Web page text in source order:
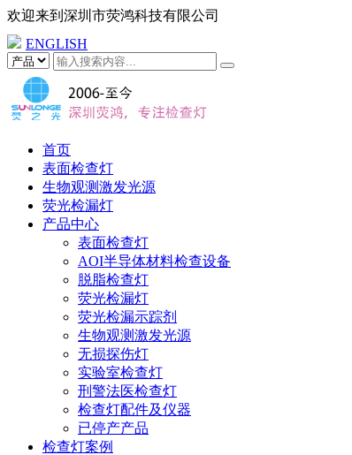
欢迎来到 深圳市荧鸿科技有限公司
ENGLISH
首页
表面检查灯
生物观测激发光源
荧光检漏灯
产品中心
表面检查灯
AOI半导体材料检查设备
脱脂检查灯
荧光检漏灯
荧光检漏示踪剂
生物观测激发光源
无损探伤灯
实验室检查灯
刑警法医检查灯
检查灯配件及仪器
已停产产品
检查灯案例